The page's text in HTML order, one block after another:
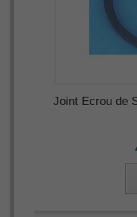
Joint Ecrou de